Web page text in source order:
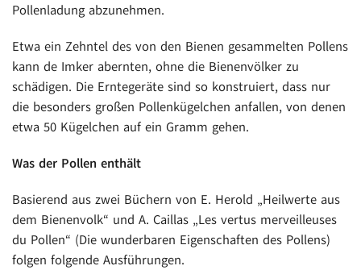
Pollenladung abzunehmen.
Etwa ein Zehntel des von den Bienen gesammelten Pollens
kann de Imker abernten, ohne die Bienenvölker zu
schädigen. Die Erntegeräte sind so konstruiert, dass nur
die besonders großen Pollenkügelchen anfallen, von denen
etwa 50 Kügelchen auf ein Gramm gehen.
Was der Pollen enthält
Basierend aus zwei Büchern von E. Herold „Heilwerte aus
dem Bienenvolk“ und A. Caillas „Les vertus merveilleuses
du Pollen“ (Die wunderbaren Eigenschaften des Pollens)
folgen folgende Ausführungen.